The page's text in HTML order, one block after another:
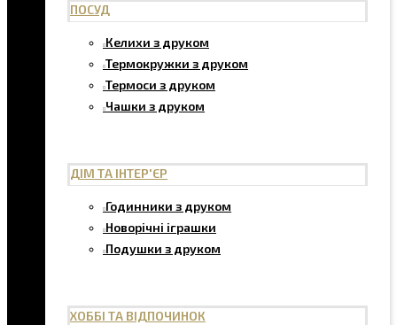
ПОСУД
Келихи з друком
Термокружки з друком
Термоси з друком
Чашки з друком
ДІМ ТА ІНТЕР'ЄР
Годинники з друком
Новорічні іграшки
Подушки з друком
ХОББІ ТА ВІДПОЧИНОК